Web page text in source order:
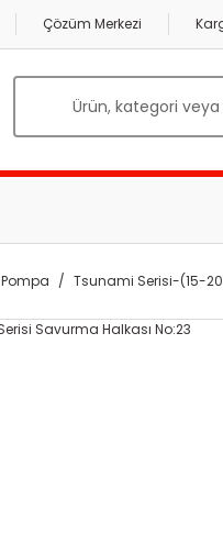
Çözüm Merkezi
Pompa Tsunami Serisi-(15-